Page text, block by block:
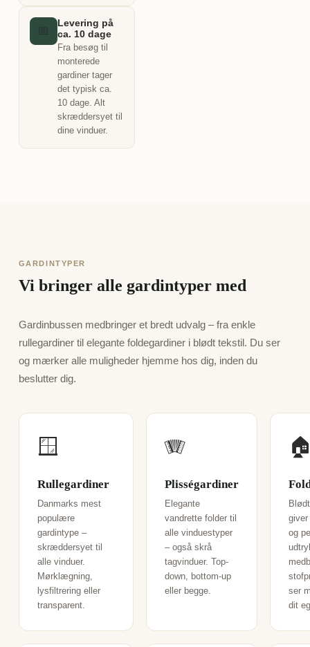
📅
Levering på
ca. 10 dage
Fra besøg til
monterede
gardiner tager
det typisk ca.
10 dage. Alt
skræddersyet til
dine vinduer.
GARDINTYPER
Vi bringer alle gardintyper med
Gardinbussen medbringer et bredt udvalg – fra enkle
rullegardiner til elegante foldegardiner i blødt tekstil. Du ser
og mærker alle muligheder hjemme hos dig, inden du
beslutter dig.
🪟
Rullegardiner
Danmarks mest
populære
gardintype –
skræddersyet til
alle vinduer.
Mørklægning,
lysfiltrering eller
transparent.
🪗
Plisségardiner
Elegante
vandrette folder til
alle vinduestyper
– også skrå
tagvinduer. Top-
down, bottom-up
eller begge.
og
ser
dit